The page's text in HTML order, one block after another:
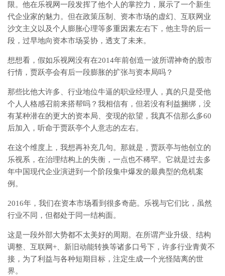
限。他在乐视网一段发挥了他个人的掌控力，展示了一个新生
代企业家的魅力。但在政策压制、资本市场的虚幻、互联网业
沙文主义以及个人膨胀心理等多重因素左右下，他主导的后一
段，过早地向资本市场妥协，透支了未来。
想想看，假如乐视网没有在2014年前创造一波所谓神奇的股市
行情，贾跃亭会有后一段膨胀的扩张与资本局吗？
那些比他大许多、行业地位牛逼的职业经理人，真的只是受他
个人人格感召前来搭帮吗？我相信有，但若没有利益捆绑，没
有某种潜在的更大的资本局、变现的欲望，我真不信那么多60
后加入，听命于贾跃亭个人意志的左右。
在这个维度上，我想再补充几句。那就是，贾跃亭与他创立的
乐视系，在治理结构上的失衡，一点也不稀罕。它就是过去多
年中国现代企业演进到一个阶段集中爆发的最典型的危机案
例。
2016年，我们在资本市场看到很多奇葩。乐视与它们比，虽然
行业不同，但都处于同一结构面。
这是一段外部大势都不太美好的周期。在所谓产业升级、结构
调整、互联网+、新旧动能转换等诸多口号下，许多行业青黄不
接，为了利益与各种短期目标，注定生成一个光怪陆离的世
界。